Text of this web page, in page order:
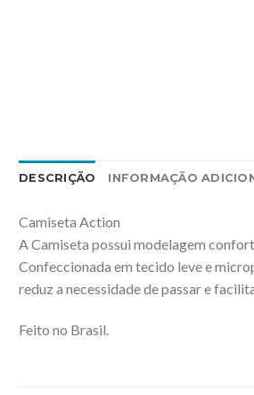
DESCRIÇÃO INFORMAÇÃO
Camiseta Action
A Camiseta possui modelagem
Confeccionada em tecido leve e
reduz a necessidade de passar e
Feito no Brasil.